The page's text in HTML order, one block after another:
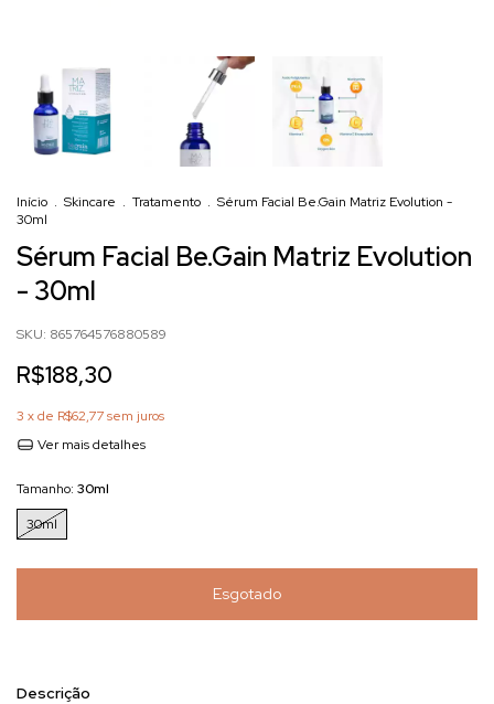
Início . Skincare . Tratamento . Sérum Facial Be.Gain Matriz Evolution -
30ml
Sérum Facial Be.Gain Matriz Evolution
- 30ml
SKU: 865764576880589
R$188,30
3 x de R$62,77sem juros
Ver mais detalhes
Tamanho: 30ml
30ml
Descrição